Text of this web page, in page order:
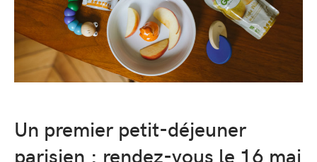
Un premier petit-déjeuner
parisien : rendez-vous le 16 mai